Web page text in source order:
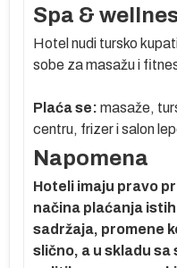
Spa &
Hotel nudi tursko
sobe za masažu i
Plaća se: masaže,
centru, frizer i salon
Napomena
Hoteli imaju pravo
načina plaćanja
sadržaja, promene
slično, a u skladu sa